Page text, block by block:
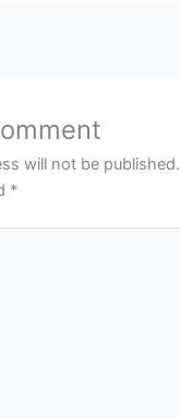
will not be published.
*